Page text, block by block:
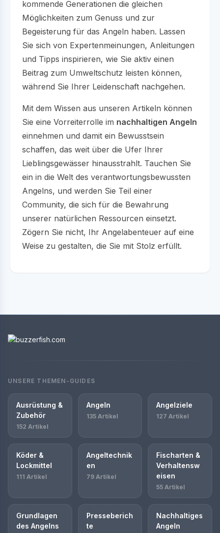
kommende Generationen die gleichen
Möglichkeiten zum Genuss und zur
Begeisterung für das Angeln haben. Lassen
Sie sich von Expertenmeinungen, Anleitungen
und Tipps inspirieren, wie Sie aktiv einen
Beitrag zum Umweltschutz leisten können,
während Sie Ihrer Leidenschaft nachgehen.
Mit dem Wissen aus unseren Artikeln können
Sie eine Vorreiterrolle im nachhaltigen Angeln
einnehmen und damit ein Bewusstsein
schaffen, das weit über die Ufer Ihrer
Lieblingsgewässer hinausstrahlt. Tauchen Sie
ein in die Welt des verantwortungsbewussten
Angelns, und werden Sie Teil einer
Community, die sich für die Bewahrung
unserer natürlichen Ressourcen einsetzt.
Zögern Sie nicht, Ihr Angelabenteuer auf eine
Weise zu gestalten, die Sie mit Stolz erfüllt.
UNSERE THEMEN-GUIDES
Ausrüstung &
Zubehör
152 Artikel
Angeln
135 Artikel
Angelziele
127 Artikel
Köder &
Lockmittel
111 Artikel
Angeltechnik
en
79 Artikel
Fischarten &
Verhaltensw
eisen
55 Artikel
Grundlagen
des Angelns
Presseberich
te
Nachhaltiges
Angeln